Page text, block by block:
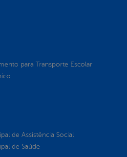
para Transporte Escolar
de Assistência Social
de Saúde